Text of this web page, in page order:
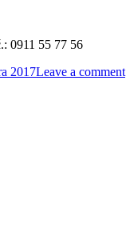
0911 55 77 56
2017Leave a comment